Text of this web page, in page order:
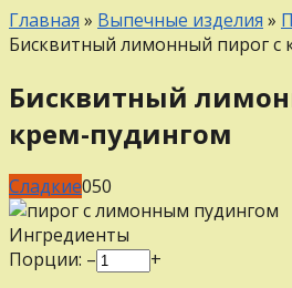
Главная » Выпечные изделия »
Бисквитный лимонный пирог с
Бисквитный
крем-пудингом
Сладкие050
Ингредиенты
Порции: –
+